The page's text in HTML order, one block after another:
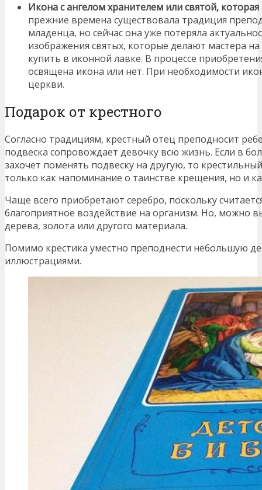
Икона с ангелом хранителем или святой,
прежние времена существовала традиция
младенца, но сейчас она уже потеряла
изображения святых, которые делают мастера
купить в иконной лавке. В процессе
освящена икона или нет. При необходимости
церкви.
Подарок от крестного
Согласно традициям, крестный отец преподносит
подвеска сопровождает девочку всю жизнь. Если в
захочет поменять подвеску на другую, то
только как напоминание о таинстве крещения, но и
Чаще всего приобретают серебро, поскольку
благоприятное воздействие на организм. Но, можно
дерева, золота или другого материала.
Помимо крестика уместно преподнести небольшую
иллюстрациями.